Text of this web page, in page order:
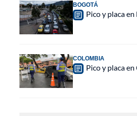
BOGOTÁ
Pico y placa
COLOMBIA
Pico y placa